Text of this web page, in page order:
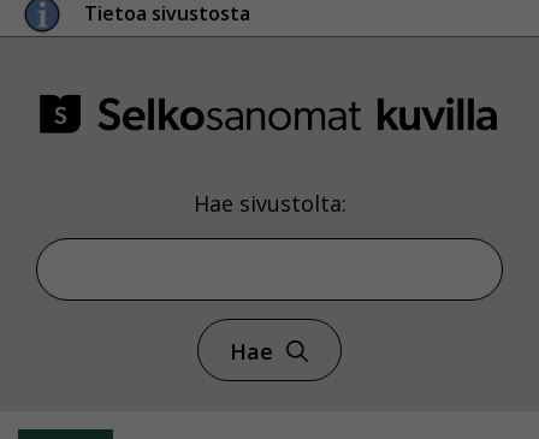
Tietoa sivustosta
Hae sivustolta:
Hae